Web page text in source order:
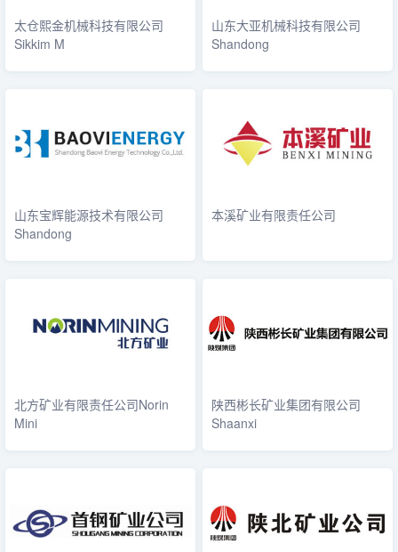
太仓熙金机械科技有限公司
Sikkim M
山东大亚机械科技有限公司
Shandong
山东宝辉能源技术有限公司
Shandong
本溪矿业有限责任公司
北方矿业有限责任公司Norin
Mini
陕西彬长矿业集团有限公司
Shaanxi